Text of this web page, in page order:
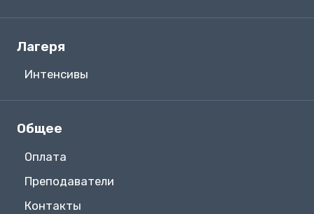
Лагеря
Интенсивы
Общее
Оплата
Преподаватели
Контакты